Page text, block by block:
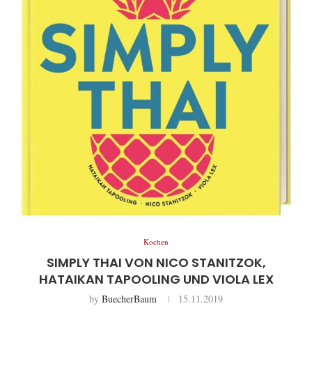
Kochen
SIMPLY THAI VON NICO STANITZOK,
HATAIKAN TAPOOLING UND VIOLA LEX
by BuecherBaum 15.11.2019